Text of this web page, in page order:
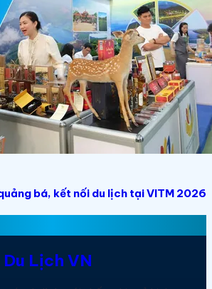
bá, kết nối du lịch tại VITM 2026
Lịch VN